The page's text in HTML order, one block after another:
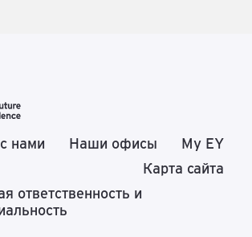
нами Наши офисы
My EY
Карта сайта
ответственность и